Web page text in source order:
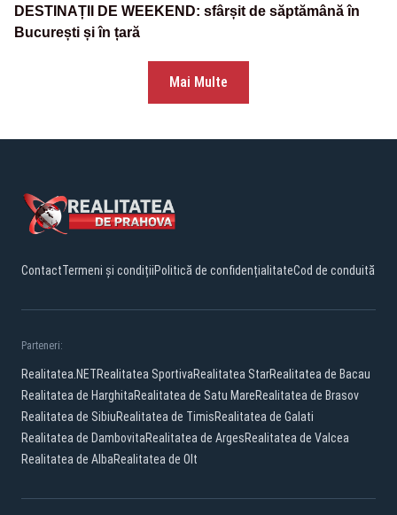
DESTINAȚII DE WEEKEND: sfârșit de săptămână în
București și în țară
Mai Multe
ContactTermeni și condițiiPolitică de confidențialitateCod de conduită
Parteneri:
Realitatea.NETRealitatea SportivaRealitatea StarRealitatea de Bacau
Realitatea de HarghitaRealitatea de Satu MareRealitatea de Brasov
Realitatea de SibiuRealitatea de TimisRealitatea de Galati
Realitatea de DambovitaRealitatea de ArgesRealitatea de Valcea
Realitatea de AlbaRealitatea de Olt